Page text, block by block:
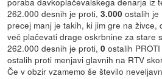
262.000 desnih je proti,3.000 ostalih je
precej manj je takih, ki jim gre na živce,
več plačevati drage oskrbnine za stare
262.000 desnih je proti,0 ostalih
ostalih proti menjavi glavnih na RTV
Če v obzir vzamemo še število